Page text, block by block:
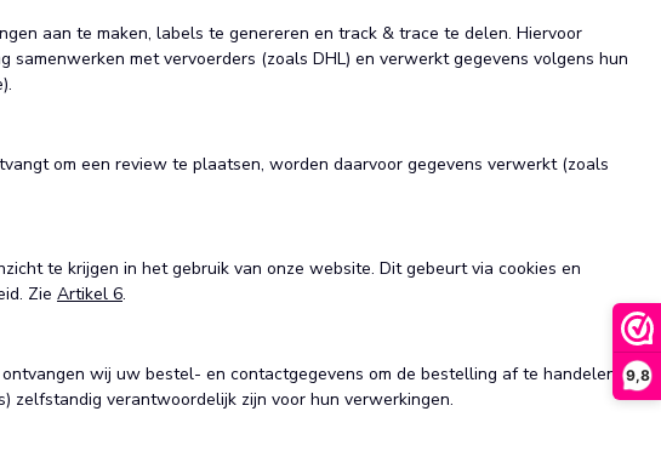
9,8
aan te maken, labels te genereren en track & trace te delen. Hiervoor
met vervoerders (zoals DHL) en verwerkt gegevens volgens hun
om een review te plaatsen, worden daarvoor gegevens verwerkt (zoals
te krijgen in het gebruik van onze website. Dit gebeurt via cookies en
Zie Artikel 6.
wij uw bestel- en contactgegevens om de bestelling af te handelen.
zelfstandig verantwoordelijk zijn voor hun verwerkingen.